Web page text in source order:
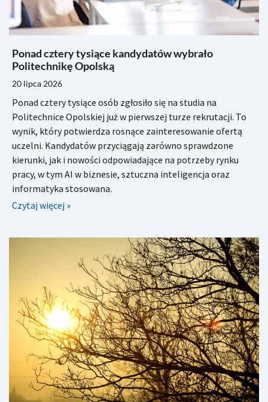
Ponad cztery tysiące kandydatów wybrało
Politechnikę Opolską
20 lipca 2026
Ponad cztery tysiące osób zgłosiło się na studia na
Politechnice Opolskiej już w pierwszej turze rekrutacji. To
wynik, który potwierdza rosnące zainteresowanie ofertą
uczelni. Kandydatów przyciągają zarówno sprawdzone
kierunki, jak i nowości odpowiadające na potrzeby rynku
pracy, w tym AI w biznesie, sztuczna inteligencja oraz
informatyka stosowana.
Czytaj więcej »